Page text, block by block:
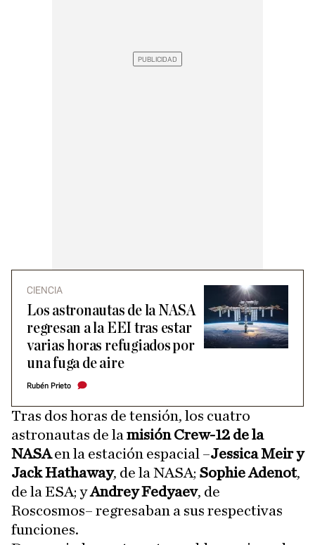
CIENCIA
Los astronautas de la NASA
regresan a la EEI tras estar
varias horas refugiados por
una fuga de aire
Rubén Prieto
Tras dos horas de tensión, los cuatro
astronautas de la misión Crew-12 de la
NASAen la estación espacial –Jessica Meir y
Jack Hathaway, de la NASA; Sophie Adenot,
de la ESA; yAndrey Fedyaev, de
Roscosmos– regresaban a sus respectivas
funciones.